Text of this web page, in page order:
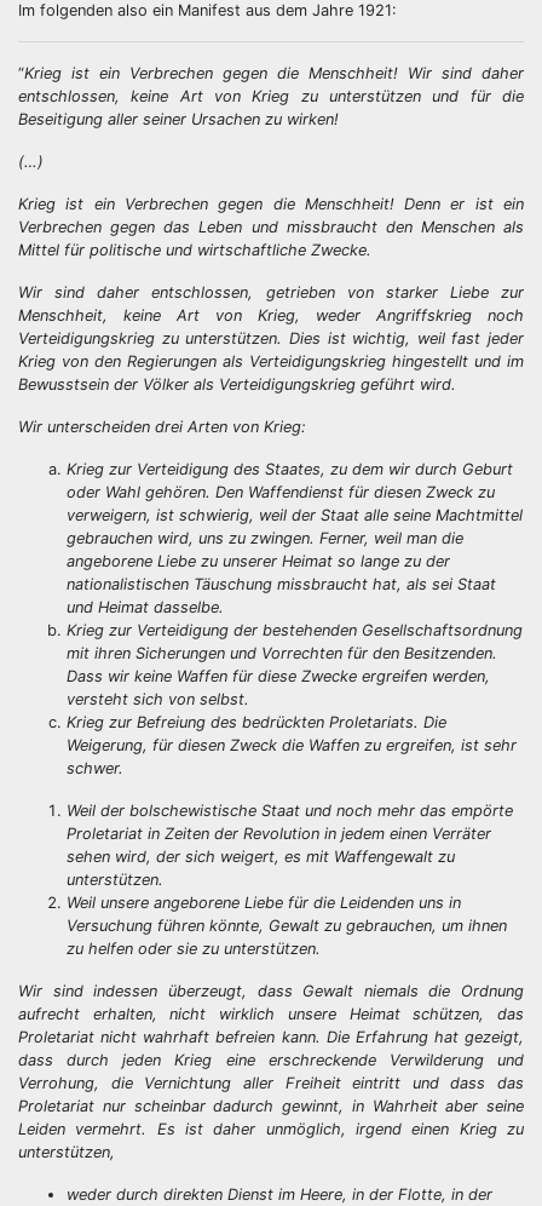
Im folgenden also ein Manifest aus dem Jahre 1921:
“Krieg ist ein Verbrechen gegen die Menschheit! Wir sind daher
entschlossen, keine Art von Krieg zu unterstützen und für die
Beseitigung aller seiner Ursachen zu wirken!
(…)
Krieg ist ein Verbrechen gegen die Menschheit! Denn er ist ein
Verbrechen gegen das Leben und missbraucht den Menschen als
Mittel für politische und wirtschaftliche Zwecke.
Wir sind daher entschlossen, getrieben von starker Liebe zur
Menschheit, keine Art von Krieg, weder Angriffskrieg noch
Verteidigungskrieg zu unterstützen. Dies ist wichtig, weil fast jeder
Krieg von den Regierungen als Verteidigungskrieg hingestellt und im
Bewusstsein der Völker als Verteidigungskrieg geführt wird.
Wir unterscheiden drei Arten von Krieg:
Krieg zur Verteidigung des Staates, zu dem wir durch Geburt
oder Wahl gehören. Den Waffendienst für diesen Zweck zu
verweigern, ist schwierig, weil der Staat alle seine Machtmittel
gebrauchen wird, uns zu zwingen. Ferner, weil man die
angeborene Liebe zu unserer Heimat so lange zu der
nationalistischen Täuschung missbraucht hat, als sei Staat
und Heimat dasselbe.
Krieg zur Verteidigung der bestehenden Gesellschaftsordnung
mit ihren Sicherungen und Vorrechten für den Besitzenden.
Dass wir keine Waffen für diese Zwecke ergreifen werden,
versteht sich von selbst.
Krieg zur Befreiung des bedrückten Proletariats. Die
Weigerung, für diesen Zweck die Waffen zu ergreifen, ist sehr
schwer.
Weil der bolschewistische Staat und noch mehr das empörte
Proletariat in Zeiten der Revolution in jedem einen Verräter
sehen wird, der sich weigert, es mit Waffengewalt zu
unterstützen.
Weil unsere angeborene Liebe für die Leidenden uns in
Versuchung führen könnte, Gewalt zu gebrauchen, um ihnen
zu helfen oder sie zu unterstützen.
Wir sind indessen überzeugt, dass Gewalt niemals die Ordnung
aufrecht erhalten, nicht wirklich unsere Heimat schützen, das
Proletariat nicht wahrhaft befreien kann. Die Erfahrung hat gezeigt,
dass durch jeden Krieg eine erschreckende Verwilderung und
Verrohung, die Vernichtung aller Freiheit eintritt und dass das
Proletariat nur scheinbar dadurch gewinnt, in Wahrheit aber seine
Leiden vermehrt. Es ist daher unmöglich, irgend einen Krieg zu
unterstützen,
weder durch direkten Dienst im Heere, in der Flotte, in der